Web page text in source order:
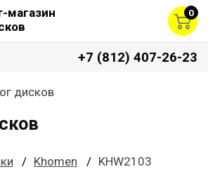
магазин
0
+7 (812) 407-26-23
дисков
Khomen KHW2103